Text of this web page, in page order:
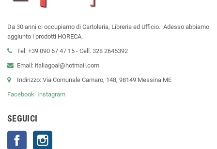
Da 30 anni ci occupiamo di Cartoleria, Libreria ed Ufficio. Adesso abbiamo
aggiunto i prodotti HORECA.
Tel: +39 090 67 47 15 - Cell. 328 2645392
Email: italiagoal@hotmail.com
Indirizzo: Via Comunale Camaro, 148, 98149 Messina ME
Facebook Instagram
SEGUICI
Facebook